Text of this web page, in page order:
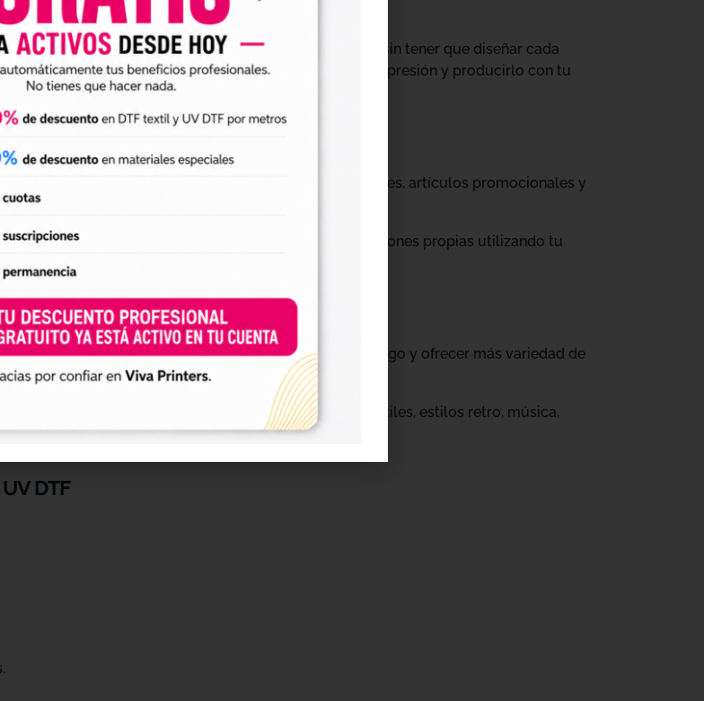
impresiones y ayudarte a crear nuevas colecciones sin tener que diseñar cada
necesidades, preparar el archivo en tu programa de impresión y producirlo con tu
para personalizar vasos, botellas, termos, cajas, envases, artículos promocionales y
de personalización de objetos y preparar producciones propias utilizando tu
que quieren ahorrar tiempo, renovar su catálogo y ofrecer más variedad de
estilos, temáticas, temporadas y públicos.
Halloween, deporte, mascotas, frases, diseños infantiles, estilos retro, música,
DTF